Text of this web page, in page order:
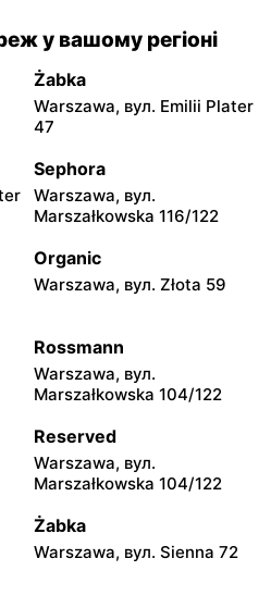
moje sklepy
Grębów, вул. Wydrza 180
moje sklepy
Jeżowe, вул. Zalesie 77
moje sklepy
Kamień, вул. Błonie 23
moje sklepy
Gumniska, вул. Gumniska
moje sklepy
Tczew, вул. Franciszka
Żwirki 61
moje sklepy
Jarosław, вул. Pełkińska
147
moje sklepy
Opole, вул. Grudzicka 45
у вашому регіоні
Żabka
Warszawa, вул. Emilii Plater
47
Sephora
Warszawa, вул.
Marszałkowska 116/122
Organic
Warszawa, вул. Złota 59
Rossmann
Warszawa, вул.
Marszałkowska 104/122
Reserved
Warszawa, вул.
Marszałkowska 104/122
Żabka
Warszawa, вул. Sienna 72